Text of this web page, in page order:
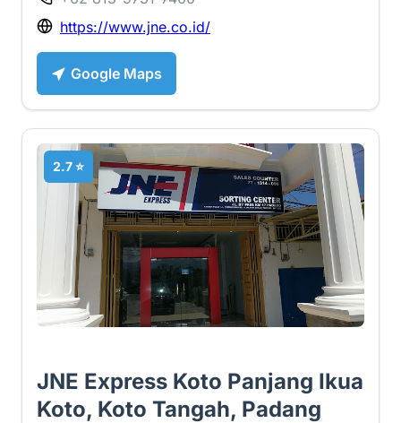
https://www.jne.co.id/
Google Maps
2.7 ⭐
JNE Express Koto Panjang Ikua
Koto, Koto Tangah, Padang